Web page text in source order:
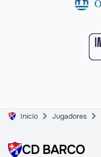
Inicio Jugadores
CD BARCO